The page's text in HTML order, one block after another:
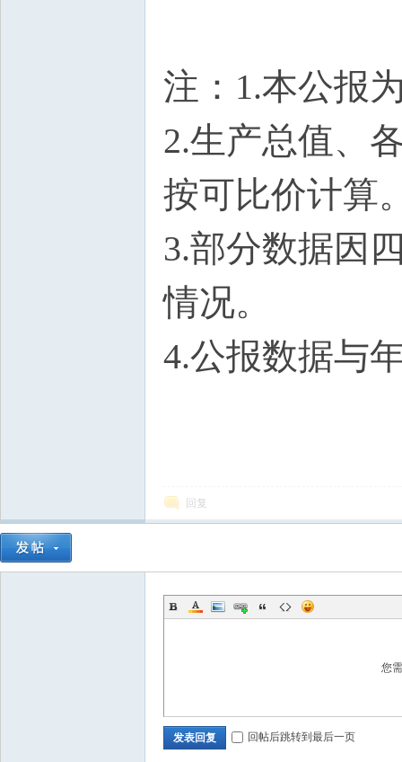
注：1.本公报
2.生产总值、
按可比价计算
3.部分数据因
情况。
4.公报数据与
回复
您
发表回复 回帖后跳转到最后一页